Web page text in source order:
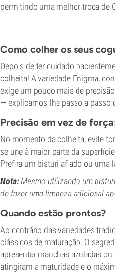
permitindo uma melhor troca de
Como colher os seus
Depois de ter cuidado
colheita! A variedade Enigma,
exige um pouco mais de
— explicamos-lhe passo a passo
Precisão em vez de
No momento da colheita, evite
se une à maior parte da
Prefira um bisturi afiado ou uma
Nota:Mesmo utilizando um
de fazer uma limpeza adicional
Quando estão prontos?
Ao contrário das variedades
clássicos de maturação. O
apresentar manchas azuladas
atingiram a maturidade e o